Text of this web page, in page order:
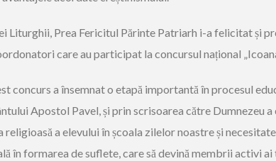
Liturghii, Prea Fericitul Părinte Patriarh i-a felicitat și
care au participat la concursul național
concurs a însemnat o etapă importantă în procesul
Apostol Pavel, și prin scrisoarea către Dumnezeu a
religioasă a elevului în școala zilelor noastre și
în formarea de suflete, care să devină membrii activi